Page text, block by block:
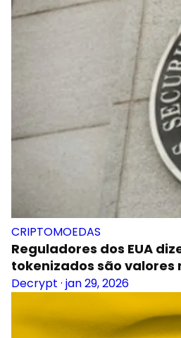
CRIPTOMOEDAS
Reguladores dos EUA
tokenizados são valores
Decrypt · jan 29, 2026